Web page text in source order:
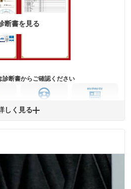
ご確認ください。
ざいません。購入時は必ず現車をご確認
ございます。
へお問い合わせ下さい。
断書を見る
断書からご確認ください
ステアリング
が赤色になり、異常と表記されます。
-」と表記されます
はございません。購入時は必ず現車をご
しく見る